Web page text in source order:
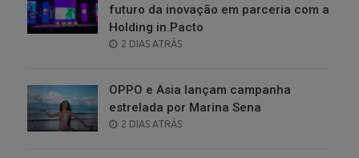
futuro da inovação em parceria com a
Holding in.Pacto
POSTED
2 DIAS ATRÁS
OPPO e Asia lançam campanha
estrelada por Marina Sena
POSTED
2 DIAS ATRÁS